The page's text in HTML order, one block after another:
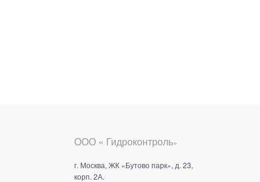
ООО « Гидроконтроль»
г. Москва, ЖК «Бутово парк», д. 23,
корп. 2А.